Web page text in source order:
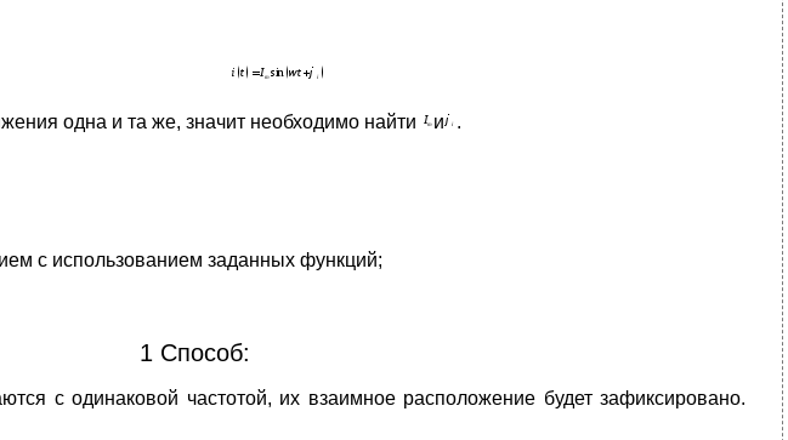
одна и та же, значит необходимо найти и .
с использованием заданных функций;
1 Способ:
с одинаковой частотой, их взаимное расположение будет зафиксировано.